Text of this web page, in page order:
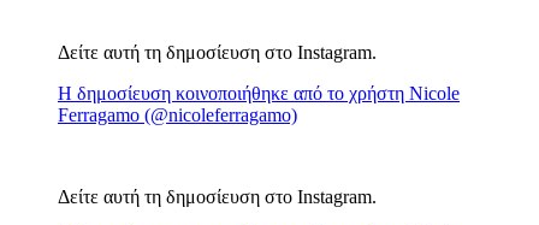
Δείτε αυτή τη δημοσίευση στο Instagram.
Η δημοσίευση κοινοποιήθηκε από το χρήστη Nicole
Ferragamo (@nicoleferragamo)
Δείτε αυτή τη δημοσίευση στο Instagram.